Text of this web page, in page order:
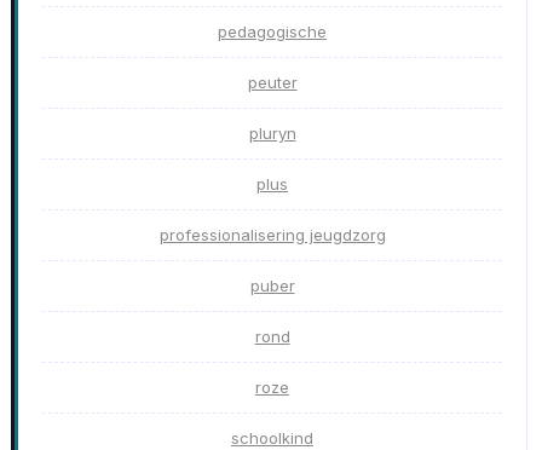
pedagogische
peuter
pluryn
plus
professionalisering jeugdzorg
puber
rond
roze
schoolkind